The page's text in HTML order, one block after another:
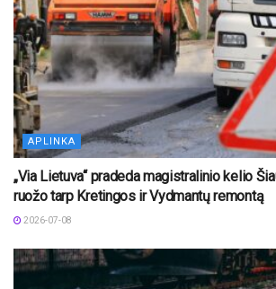
APLINKA
„Via Lietuva“ pradeda magistralinio kelio
ruožo tarp Kretingos ir Vydmantų remontą
2026-07-08